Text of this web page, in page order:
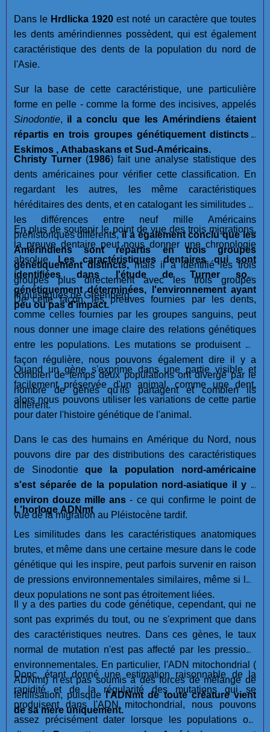
Dans le Hrdlicka 1920 est noté un caractère que toutes
les dents amérindiennes possèdent, qui est également
caractéristique des dents de la population du nord de
l'Asie.
Sur la base de cette caractéristique, une particulière
forme en pelle - comme la forme des incisives, appelés
Sinodontie, il a conclu que les Amérindiens étaient
répartis en trois groupes génétiquement distincts :
Eskimos , Athabaskans et Sud-Américains.
Christy Turner (1986) fait une analyse statistique des
dents américaines pour vérifier cette classification. En
regardant les autres, les même caractéristiques
héréditaires des dents, et en catalogant les similitudes et
les différences entre neuf mille Américains
préhistoriques différents,il a également conclu que les
Amérindiens sont répartis en trois groupes
génétiquement distincts,mais il a identifié les trois
groupes plus directement avec les trois groupes
linguistiques de Greenberg.
En plus de soutenir le point de vue des trois migrations,
la preuve dentaire peut nous donner une chronologie
absolue. Les caractéristiques dentaires qui sont
identifiées dans l'étude de Turner sont
génétiquement déterminées, l'environnement ayant
peu ou pas d'impact.
De cette façon, les preuves fournies par les dents,
comme celles fournies par les groupes sanguins, peut
nous donner une image claire des relations génétiques
entre les populations. Les mutations se produisent de
façon régulière, nous pouvons également dire il y a
combien de temps deux populations ont divergé par le
nombre de gènes qu'ils partagent et combien ils
diffèrent.
Quand un gène s'exprime dans une partie visible et
facilement préservée d'un animal, comme une dent,
alors nous pouvons utiliser les variations de cette partie
pour dater l'histoire génétique de l'animal.
Dans le cas des humains en Amérique du Nord, nous
pouvons dire par des distributions des caractéristiques
de Sinodontie que la population nord-américaine
s'est séparée de la population nord-asiatique il y a
environ douze mille ans - ce qui confirme le point de
vue de la migration au Pléistocène tardif.
L'horloge ADNmt
Les similitudes dans les caractéristiques anatomiques
brutes, et même dans une certaine mesure dans le code
génétique qui les inspire, peut parfois survenir en raison
de pressions environnementales similaires, même si les
deux populations ne sont pas étroitement liées.
Il y a des parties du code génétique, cependant, qui ne
sont pas exprimés du tout, ou ne s'expriment que dans
des caractéristiques neutres. Dans ces gènes, le taux
normal de mutation n'est pas affecté par les pressions
environnementales. En particulier, l'ADN mitochondrial (
ADNmt) n'est pas soumis à des forces de mélange de
fertilisation, puisquel'ADNmt de toute créature vient
de sa mère uniquement.
Donc, étant donné une estimation raisonnable de la
rapidité et de la régularité des mutations qui se
produisent dans l'ADN mitochondrial, nous pouvons
assez précisément dater lorsque les populations ont